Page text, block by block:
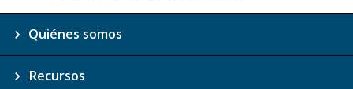
Quiénes somos
Recursos